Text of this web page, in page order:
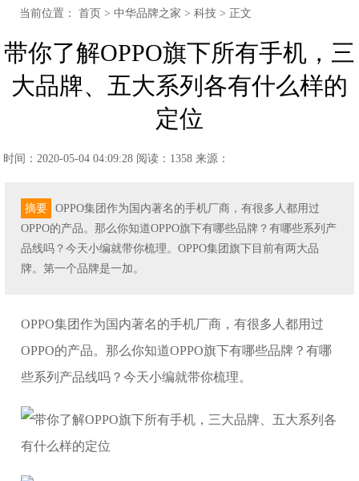
当前位置：首页 >中华品牌之家 >科技 > 正文
带你了解OPPO旗下所有手机，三
大品牌、五大系列各有什么样的
定位
时间：2020-05-04 04:09:28 阅读：1358 来源：
摘要
OPPO集团作为国内著名的手机厂商，有很多人都用过
OPPO的产品。那么你知道OPPO旗下有哪些品牌？有哪些系列产
品线吗？今天小编就带你梳理。OPPO集团旗下目前有两大品
牌。第一个品牌是一加。
OPPO集团作为国内著名的手机厂商，有很多人都用过
OPPO的产品。那么你知道OPPO旗下有哪些品牌？有哪
些系列产品线吗？今天小编就带你梳理。